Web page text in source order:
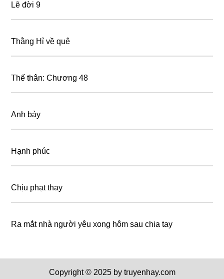
Lẽ đời 9
Thằng Hỉ về quê
Thế thân: Chương 48
Anh bảy
Hạnh phúc
Chịu phạt thay
Ra mắt nhà người yêu xong hôm sau chia tay
Copyright © 2025 by truyenhay.com